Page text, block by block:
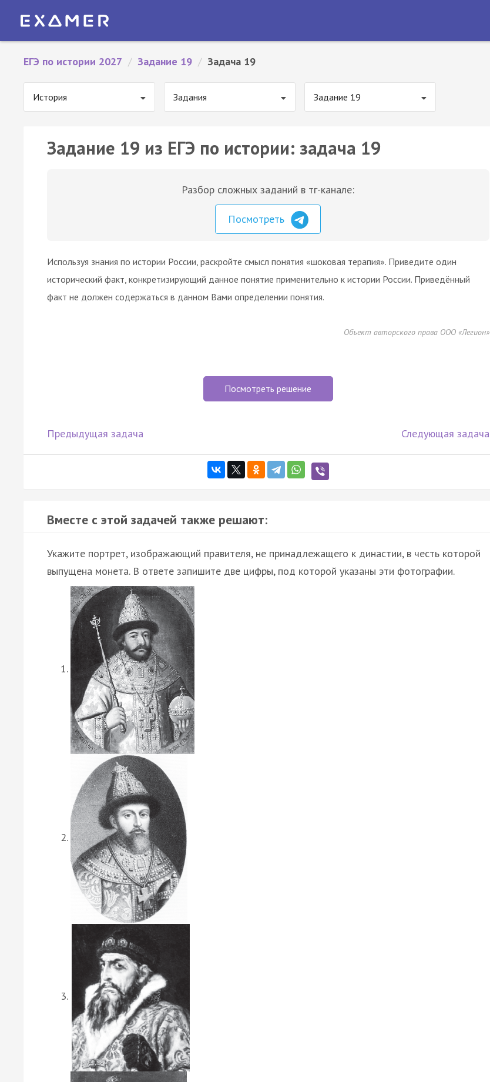
ЕГЭ по истории 2027 / Задание 19 / Задача 19
История Задания Задание 19
Задание 19 из ЕГЭ по истории: задача 19
Разбор сложных заданий в тг-канале:
Посмотреть
Используя знания по истории России, раскройте смысл понятия «шоковая терапия». Приведите один
исторический факт, конкретизирующий данное понятие применительно к истории России. Приведённый
факт не должен содержаться в данном Вами определении понятия.
Объект авторского права ООО «Легион»
Посмотреть решение
Предыдущая задача Следующая задача
Вместе с этой задачей также решают:
Укажите портрет, изображающий правителя, не принадлежащего к династии, в честь которой
выпущена монета. В ответе запишите две цифры, под которой указаны эти фотографии.